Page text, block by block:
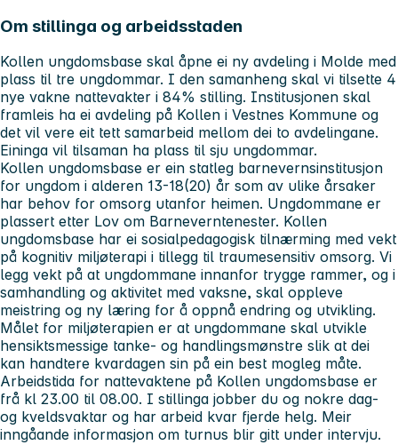
Om stillinga og arbeidsstaden
Kollen ungdomsbase skal åpne ei ny avdeling i Molde med
plass til tre ungdommar. I den samanheng skal vi tilsette 4
nye vakne nattevakter i 84% stilling. Institusjonen skal
framleis ha ei avdeling på Kollen i Vestnes Kommune og
det vil vere eit tett samarbeid mellom dei to avdelingane.
Eininga vil tilsaman ha plass til sju ungdommar.
Kollen ungdomsbase er ein statleg barnevernsinstitusjon
for ungdom i alderen 13-18(20) år som av ulike årsaker
har behov for omsorg utanfor heimen. Ungdommane er
plassert etter Lov om Barneverntenester. Kollen
ungdomsbase har ei sosialpedagogisk tilnærming med vekt
på kognitiv miljøterapi i tillegg til traumesensitiv omsorg. Vi
legg vekt på at ungdommane innanfor trygge rammer, og i
samhandling og aktivitet med vaksne, skal oppleve
meistring og ny læring for å oppnå endring og utvikling.
Målet for miljøterapien er at ungdommane skal utvikle
hensiktsmessige tanke- og handlingsmønstre slik at dei
kan handtere kvardagen sin på ein best mogleg måte.
Arbeidstida for nattevaktene på Kollen ungdomsbase er
frå kl 23.00 til 08.00. I stillinga jobber du og nokre dag-
og kveldsvaktar og har arbeid kvar fjerde helg. Meir
inngåande informasjon om turnus blir gitt under intervju.